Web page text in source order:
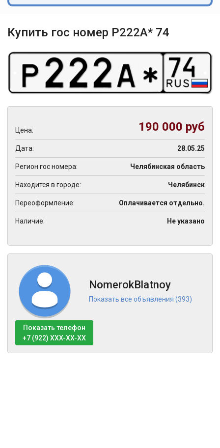
Купить гос номер Р222А* 74
Цена: 190 000 руб
Дата: 28.05.25
Регион гос номера: Челябинская область
Находится в городе: Челябинск
Переоформление: Оплачивается отдельно.
Наличие: Не указано
NomerokBlatnoy
Показать все объявления (393)
Показать телефон
+7 (922) XXX-XX-XX